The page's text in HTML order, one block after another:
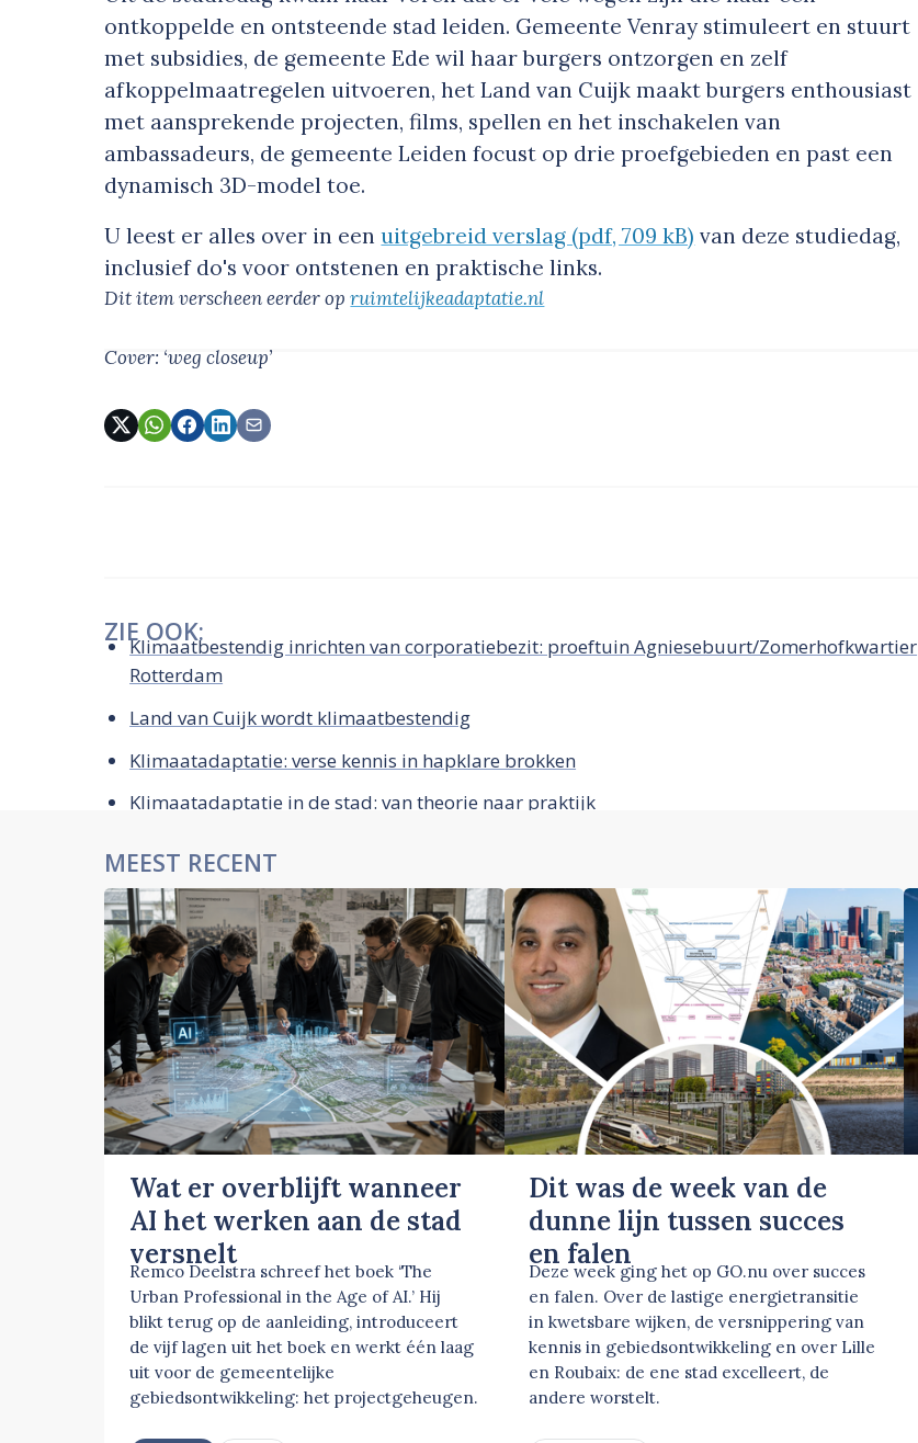
ontkoppelde en ontsteende stad leiden. Gemeente Venray stimuleert en stuurt
met subsidies, de gemeente Ede wil haar burgers ontzorgen en zelf
afkoppelmaatregelen uitvoeren, het Land van Cuijk maakt burgers enthousiast
met aansprekende projecten, films, spellen en het inschakelen van
ambassadeurs, de gemeente Leiden focust op drie proefgebieden en past een
dynamisch 3D-model toe.
U leest er alles over in eenuitgebreid verslag (pdf, 709 kB) van deze studiedag,
inclusief do's voor ontstenen en praktische links.
Dit item verscheen eerder opruimtelijkeadaptatie.nl
Cover: ‘weg closeup’
ZIE OOK:
Klimaatbestendig inrichten van corporatiebezit: proeftuin Agniesebuurt/Zomerhofkwartier
Rotterdam
Land van Cuijk wordt klimaatbestendig
Klimaatadaptatie: verse kennis in hapklare brokken
Klimaatadaptatie in de stad: van theorie naar praktijk
MEEST RECENT
Wat er overblijft wanneer
AI het werken aan de stad
versnelt
Remco Deelstra schreef het boek ‘The
Urban Professional in the Age of AI.’ Hij
blikt terug op de aanleiding, introduceert
de vijf lagen uit het boek en werkt één laag
uit voor de gemeentelijke
gebiedsontwikkeling: het projectgeheugen.
Dit was de week van de
dunne lijn tussen succes
en falen
Deze week ging het op GO.nu over succes
en falen. Over de lastige energietransitie
in kwetsbare wijken, de versnippering van
kennis in gebiedsontwikkeling en over Lille
en Roubaix: de ene stad excelleert, de
andere worstelt.